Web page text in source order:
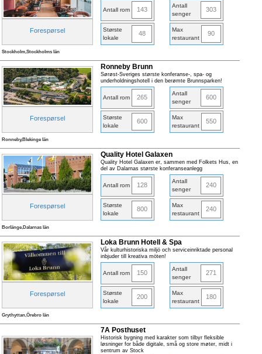
Forespørsel
Antall rom 143
Antall
senger
303
Største
lokale
48
Max
restaurant
90
Stockholm,Stockholms län
Forespørsel
Ronneby Brunn
Sørøst-Sveriges største konferanse-, spa- og
underholdningshotell i den berømte Brunnsparken!
Antall rom 265
Antall
senger
600
Største
lokale
600
Max
restaurant
550
Ronneby,Blekinge län
Forespørsel
Quality Hotel Galaxen
Quality Hotel Galaxen er, sammen med Folkets Hus, en
del av Dalarnas største konferanseanlegg
Antall rom 128
Antall
senger
240
Største
lokale
800
Max
restaurant
240
Borlänge,Dalarnas län
Forespørsel
Loka Brunn Hotell & Spa
Vår kulturhistoriska miljö och serviceinriktade personal
inbjuder till kreativa möten!
Antall rom 150
Antall
senger
271
Største
lokale
200
Max
restaurant
180
Grythyttan,Örebro län
7A Posthuset
Historisk bygning med karakter som tilbyr fleksible
løsninger for både digitale, små og store møter, midt i
sentrum av Stock